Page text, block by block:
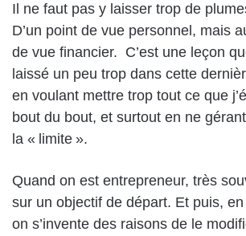
Il ne faut pas y laisser trop de
D’un point de vue personnel, mais
de vue financier. C’est une leçon
laissé un peu trop dans cette
en voulant mettre trop tout ce que
bout du bout, et surtout en ne
la « limite ».
Quand on est entrepreneur, très
sur un objectif de départ. Et puis,
on s’invente des raisons de le